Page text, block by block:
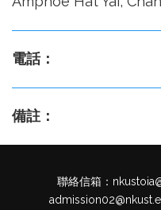
電話：
備註：
聯絡信箱：